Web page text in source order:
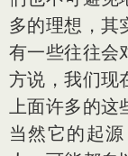
多的理想，其
有一些往往会
方说，我们现
上面许多的这
当然它的起